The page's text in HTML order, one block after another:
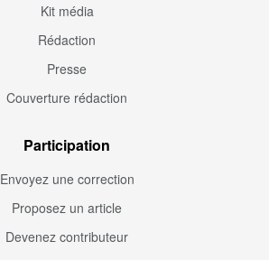
Kit média
Rédaction
Presse
Couverture rédaction
Participation
Envoyez une correction
Proposez un article
Devenez contributeur